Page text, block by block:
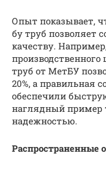
Опыт показывает,
бу труб позволяет
качеству.
труб от МетБУ
20%, а правильная
обеспечили
наглядный пример
надежностью.
Распространенные